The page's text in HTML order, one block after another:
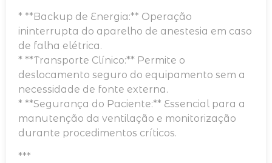
* **Backup de Energia:** Operação
ininterrupta do aparelho de anestesia em caso
de falha elétrica.
* **Transporte Clínico:** Permite o
deslocamento seguro do equipamento sem a
necessidade de fonte externa.
* **Segurança do Paciente:** Essencial para a
manutenção da ventilação e monitorização
durante procedimentos críticos.
***